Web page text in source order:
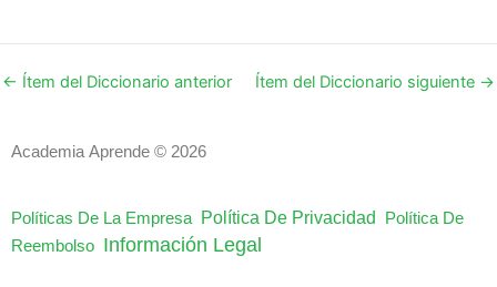
← Ítem del Diccionario anterior Ítem del Diccionario siguiente →
Academia Aprende © 2026
Políticas De La Empresa Política De Privacidad
Política De
Reembolso Información Legal